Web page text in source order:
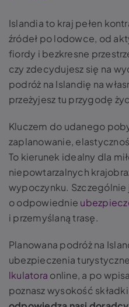
Islandia to kraj pełen
źródeł po lodowce, od
fiordy i bezkresne
czy zdecydujesz się na
podróż na Islandię na
przeżyjesz tu przygodę
Kluczem do udanego
zaplanowanie,
To kierunek idealny dla
niepowtarzalnych
wypoczynku. Szczególnie
o odpowiednie
i przemyślaną trasę.
Planowana podróż na
ubezpieczenia
lkulatora online, a po
poznasz wysokość